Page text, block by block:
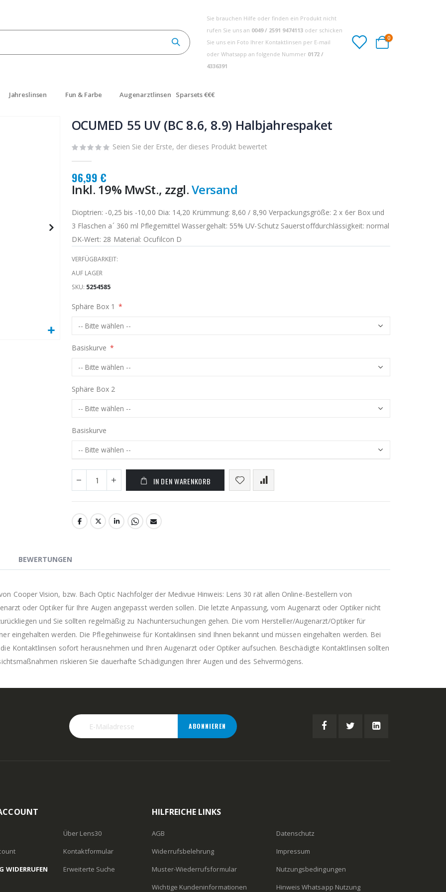
Sie brauchen Hilfe oder finden ein Produkt nicht
rufen Sie uns an 0049 / 2591 9474113 oder schicken
Sie uns ein Foto Ihrer Kontaktlinsen per E-mail
oder Whatsapp an folgende Nummer 0172 /
4336391
Cart
0Artikel
Jahreslinsen Fun & Farbe Augenarztlinsen Sparsets €€€
OCUMED 55 UV (BC 8.6, 8.9) Halbjahrespaket
Seien Sie der Erste, der dieses Produkt bewertet
96,99 €
Inkl. 19% MwSt., zzgl.Versand
Dioptrien: -0,25 bis -10,00 Dia: 14,20 Krümmung: 8,60 / 8,90 Verpackungsgröße: 2 x 6er Box und
3 Flaschen a´ 360 ml Pflegemittel Wassergehalt: 55% UV-Schutz Sauerstoffdurchlässigkeit: normal
DK-Wert: 28 Material: Ocufilcon D
VERFÜGBARKEIT:
AUF LAGER
SKU 5254585
Sphäre Box 1
Basiskurve
Sphäre Box 2
Basiskurve
IN DEN WARENKORB
Cooper Vision, bzw. Bach Optic Nachfolger der Medivue Hinweis: Lens 30 rät allen Online-Bestellern von
oder Optiker für Ihre Augen angepasst werden sollen. Die letzte Anpassung, vom Augenarzt oder Optiker nicht
und Sie sollten regelmäßig zu Nachuntersuchungen gehen. Die vom Hersteller/Augenarzt/Optiker für
eingehalten werden. Die Pflegehinweise für Kontaklinsen sind Ihnen bekannt und müssen eingehalten werden. Bei
Kontaktlinsen sofort herausnehmen und Ihren Augenarzt oder Optiker aufsuchen. Beschädigte Kontaktlinsen sollten
riskieren Sie dauerhafte Schädigungen Ihrer Augen und des Sehvermögens.
BEWERTUNGEN
ABONNIEREN
WIDERRUFEN
Über Lens30
Kontaktformular
Erweiterte Suche
HILFREICHE LINKS
AGB
Widerrufsbelehrung
Muster-Wiederrufsformular
Wichtige Kundeninformationen
Datenschutz
Impressum
Nutzungsbedingungen
Hinweis Whatsapp Nutzung